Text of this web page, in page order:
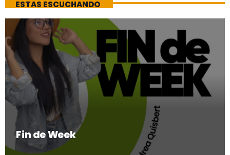
ESTAS ESCUCHANDO
Fin de Week